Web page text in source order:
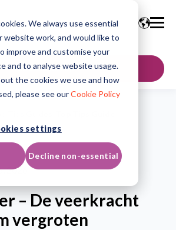
We always use essential
website work, and would like to
improve and customise your
and to analyse website usage.
the cookies we use and how
please see ourCookie Policy
settings
Decline non-essential
Neem contact op
Tips Guides
2026
– De veerkracht
vergroten